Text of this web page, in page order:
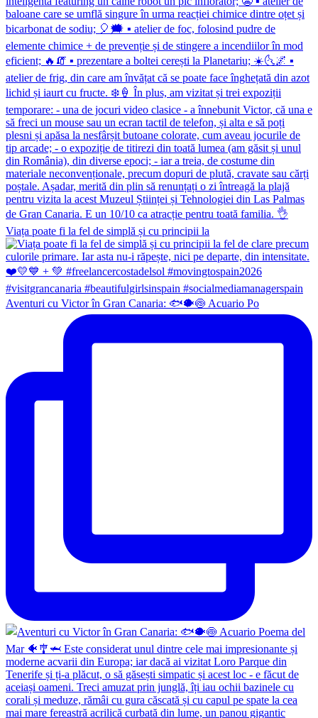
Viața poate fi la fel de simplă și cu principii la
Aventuri cu Victor în Gran Canaria: 🐟🐡🍥 Acuario Po